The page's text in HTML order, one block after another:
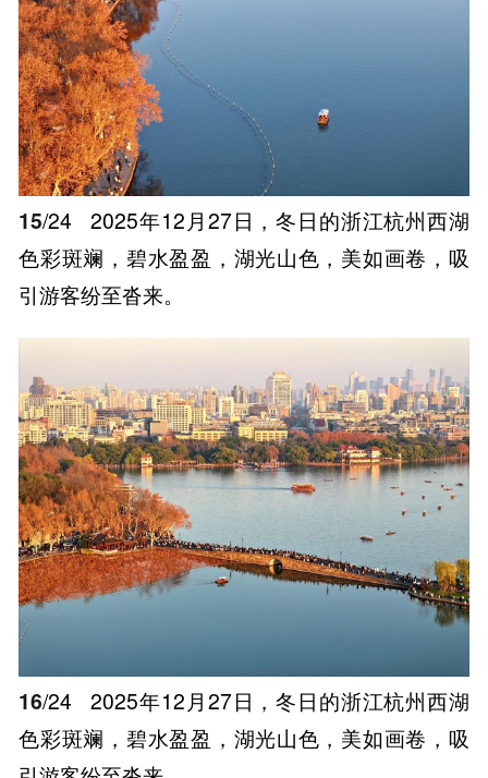
15/24
2025年12月27日，冬日的浙江杭州西湖
色彩斑斓，碧水盈盈，湖光山色，美如画卷，吸
引游客纷至沓来。
16/24
2025年12月27日，冬日的浙江杭州西湖
色彩斑斓，碧水盈盈，湖光山色，美如画卷，吸